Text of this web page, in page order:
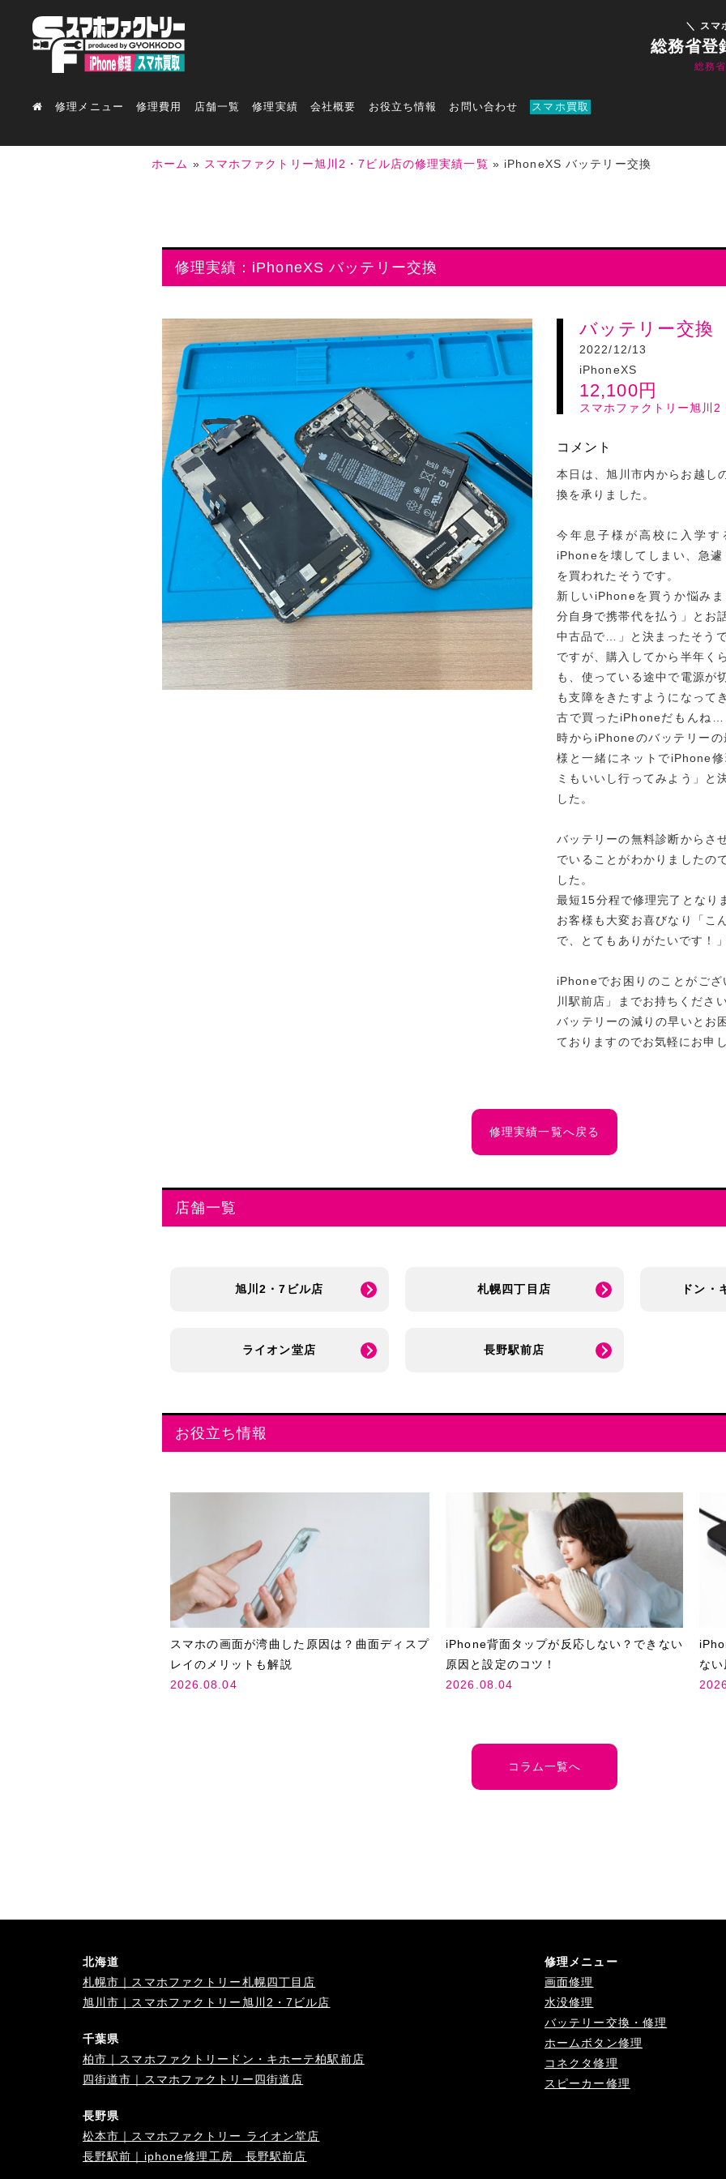
＼ スマ
総務省登
総務
修理メニュー 修理費用 店舗一覧 修理実績 会社概要 お役立ち情報 お問い合わせ スマホ買取
ホーム » スマホファクトリー旭川2・7ビル店の修理実績一覧 » iPhoneXS バッテリー交換
修理実績：iPhoneXS バッテリー交換
バッテリー交換
2022/12/13
iPhoneXS
12,100 円
スマホファクトリー旭川2
コメント
本日は、旭川市内からお越し
換を承りました。
今年息子様が高校に入学
iPhoneを壊してしまい、急
を買われたそうです。
新しいiPhoneを買うか悩み
分自身で携帯代を払う」とお
中古品で…」と決まったそうで
ですが、購入してから半年く
も、使っている途中で電源が
も支障をきたすようになって
古で買ったiPhoneだもんね…
時からiPhoneのバッテリー
様と一緒にネットでiPhone
ミもいいし行ってみよう」と
した。
バッテリーの無料診断からさ
でいることがわかりましたの
した。
最短15分程で修理完了となり
お客様も大変お喜びなり「こ
で、とてもありがたいです！
iPhoneでお困りのことがご
川駅前店」までお持ちください
バッテリーの減りの早いとお
ておりますのでお気軽にお申
修理実績一覧へ戻る
店舗一覧
旭川2・7ビル店 札幌四丁目店 ドン・
ライオン堂店 長野駅前店
お役立ち情報
スマホの画面が湾曲した原因は？曲面ディスプ
レイのメリットも解説
2026.08.04
iPhone背面タップが反応しない？できない
原因と設定のコツ！
2026.08.04
ない
コラム一覧へ
北海道
札幌市｜スマホファクトリー札幌四丁目店
旭川市｜スマホファクトリー旭川2・7ビル店
千葉県
柏市｜スマホファクトリードン・キホーテ柏駅前店
四街道市｜スマホファクトリー四街道店
長野県
松本市｜スマホファクトリー ライオン堂店
長野駅前｜iphone修理工房 長野駅前店
修理メニュー
画面修理
水没修理
バッテリー交換・修理
ホームボタン修理
コネクタ修理
スピーカー修理